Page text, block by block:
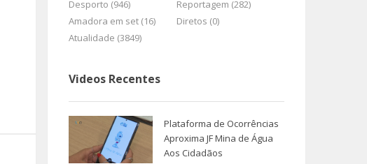
Desporto (946)
Reportagem (282)
Amadora em set (16)
Diretos (0)
Atualidade (3849)
Videos Recentes
Plataforma de Ocorrências
Aproxima JF Mina de Água
Aos Cidadãos